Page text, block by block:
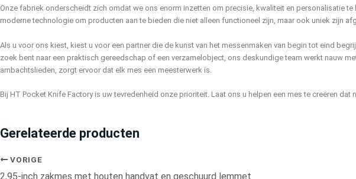
Onze fabriek onderscheidt zich omdat we ons enorm inzetten om precisie, kwaliteit en personalisatie
moderne technologie om producten aan te bieden die niet alleen functioneel zijn, maar ook uniek zijn
Als u voor ons kiest, kiest u voor een partner die de kunst van het messenmaken van begin tot eind
zoek bent naar een praktisch gereedschap of een verzamelobject, ons deskundige team werkt nauw
ambachtslieden, zorgt ervoor dat elk mes een meesterwerk is.
Bij HT Pocket Knife Factory is uw tevredenheid onze prioriteit. Laat ons u helpen een mes te creëren
Gerelateerde producten
VORIGE
2,95-inch zakmes met houten handvat en geschuurd lemmet